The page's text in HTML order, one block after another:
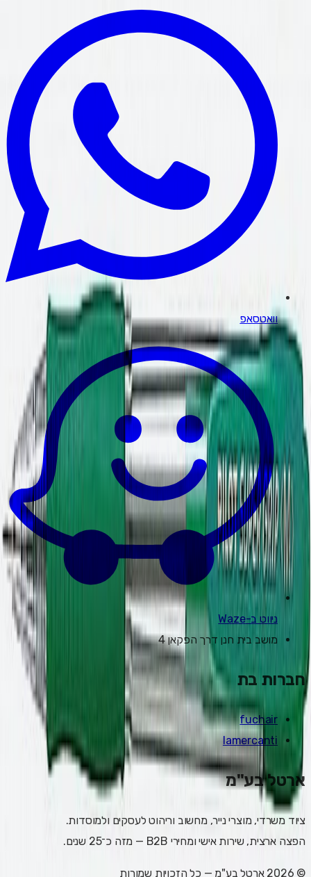
וואטסאפ
ניווט ב-Waze
מושב בית חנן דרך הפקאן 4
חברות בת
fuchair
lamercanti
ארטל בע"מ
ציוד משרדי, מוצרי נייר, מחשוב וריהוט לעסקים ולמוסדות.
הפצה ארצית, שירות אישי ומחירי B2B — מזה כ־25 שנים.
©
2026 ארטל בע"מ — כל הזכויות שמורות